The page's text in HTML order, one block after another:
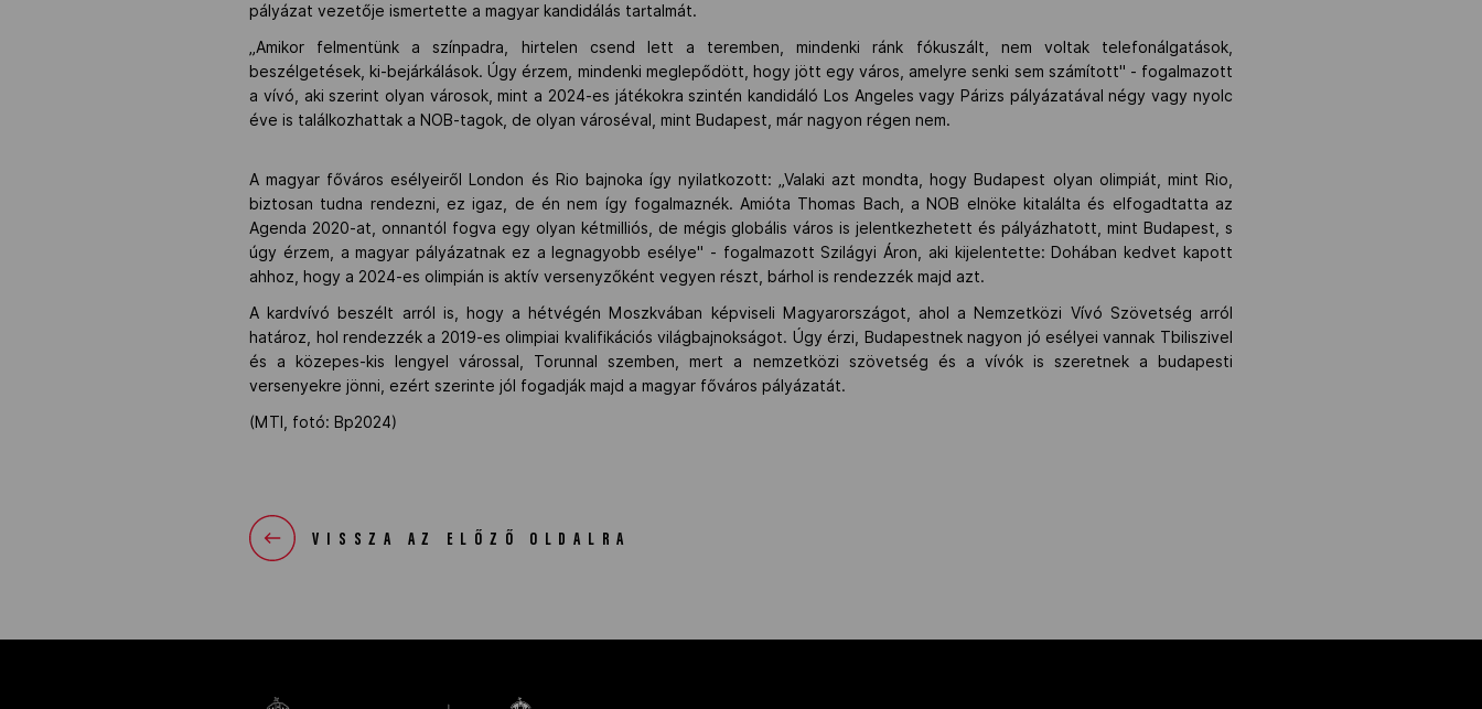
pályázat vezetője ismertette a magyar kandidálás tartalmát.
„Amikor felmentünk a színpadra, hirtelen csend lett a teremben, mindenki ránk fókuszált, nem voltak telefonálgatások,
beszélgetések, ki-bejárkálások. Úgy érzem, mindenki meglepődött, hogy jött egy város, amelyre senki sem számított" - fogalmazott
a vívó, aki szerint olyan városok, mint a 2024-es játékokra szintén kandidáló Los Angeles vagy Párizs pályázatával négy vagy nyolc
éve is találkozhattak a NOB-tagok, de olyan városéval, mint Budapest, már nagyon régen nem.
A magyar főváros esélyeiről London és Rio bajnoka így nyilatkozott:„Valaki azt mondta, hogy Budapest olyan olimpiát, mint Rio,
biztosan tudna rendezni, ez igaz, de én nem így fogalmaznék. Amióta Thomas Bach, a NOB elnöke kitalálta és elfogadtatta az
Agenda 2020-at, onnantól fogva egy olyan kétmilliós, de mégis globális város is jelentkezhetett és pályázhatott, mint Budapest, s
úgy érzem, a magyar pályázatnak ez a legnagyobb esélye" - fogalmazott Szilágyi Áron, aki kijelentette: Dohában kedvet kapott
ahhoz, hogy a 2024-es olimpián is aktív versenyzőként vegyen részt, bárhol is rendezzék majd azt.
A kardvívó beszélt arról is, hogy a hétvégén Moszkvában képviseli Magyarországot, ahol a Nemzetközi Vívó Szövetség arról
határoz, hol rendezzék a 2019-es olimpiai kvalifikációs világbajnokságot. Úgy érzi, Budapestnek nagyon jó esélyei vannak Tbiliszivel
és a közepes-kis lengyel várossal, Torunnal szemben, mert a nemzetközi szövetség és a vívók is szeretnek a budapesti
versenyekre jönni, ezért szerinte jól fogadják majd a magyar főváros pályázatát.
(MTI, fotó: Bp2024)
VISSZA AZ ELŐZŐ OLDALRA